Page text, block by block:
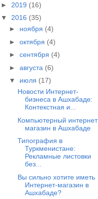
► 2019 (16)
▼ 2016 (35)
► ноября (4)
► октября (4)
► сентября (4)
► августа (6)
▼ июля (17)
Новости Интернет-
бизнеса в Ашхабаде:
Контекстная и...
Компьютерный интернет
магазин в Ашхабаде
Типография в
Туркменистане:
Рекламные листовки
без...
Вы сильно хотите иметь
Интернет-магазин в
Ашхабаде?